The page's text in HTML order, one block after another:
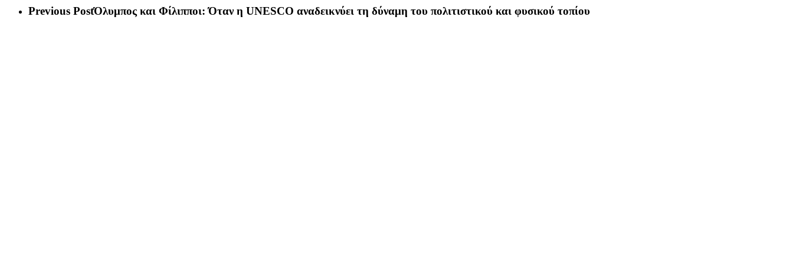
Previous PostΌλυμπος και Φίλιπποι: Όταν η UNESCO αναδεικνύει τη δύναμη του πολιτιστικού και φυσικού τοπίου